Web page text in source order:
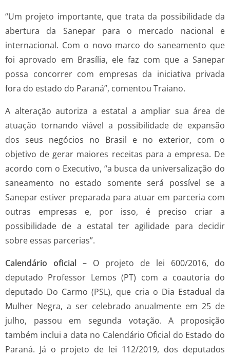
“Um projeto importante, que trata da possibilidade da
abertura da Sanepar para o mercado nacional e
internacional. Com o novo marco do saneamento que
foi aprovado em Brasília, ele faz com que a Sanepar
possa concorrer com empresas da iniciativa privada
fora do estado do Paraná”, comentou Traiano.
A alteração autoriza a estatal a ampliar sua área de
atuação tornando viável a possibilidade de expansão
dos seus negócios no Brasil e no exterior, com o
objetivo de gerar maiores receitas para a empresa. De
acordo com o Executivo, “a busca da universalização do
saneamento no estado somente será possível se a
Sanepar estiver preparada para atuar em parceria com
outras empresas e, por isso, é preciso criar a
possibilidade de a estatal ter agilidade para decidir
sobre essas parcerias”.
Calendário oficial – O projeto de lei 600/2016, do
deputado Professor Lemos (PT) com a coautoria do
deputado Do Carmo (PSL), que cria o Dia Estadual da
Mulher Negra, a ser celebrado anualmente em 25 de
julho, passou em segunda votação. A proposição
também inclui a data no Calendário Oficial do Estado do
Paraná. Já o projeto de lei 112/2019, dos deputados